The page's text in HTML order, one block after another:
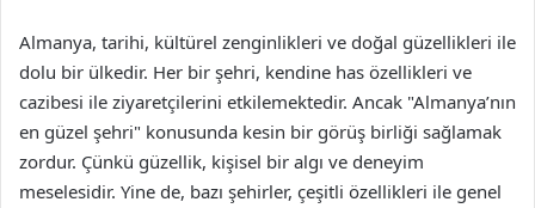
Almanya, tarihi, kültürel zenginlikleri ve doğal güzellikleri ile
dolu bir ülkedir. Her bir şehri, kendine has özellikleri ve
cazibesi ile ziyaretçilerini etkilemektedir. Ancak "Almanya’nın
en güzel şehri" konusunda kesin bir görüş birliği sağlamak
zordur. Çünkü güzellik, kişisel bir algı ve deneyim
meselesidir. Yine de, bazı şehirler, çeşitli özellikleri ile genel